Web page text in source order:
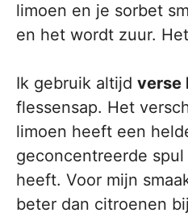
limoen en je sorbet
en het wordt zuur.
Ik gebruik altijd verse
flessensap. Het
limoen heeft een
geconcentreerde
heeft. Voor mijn
beter dan citroenen